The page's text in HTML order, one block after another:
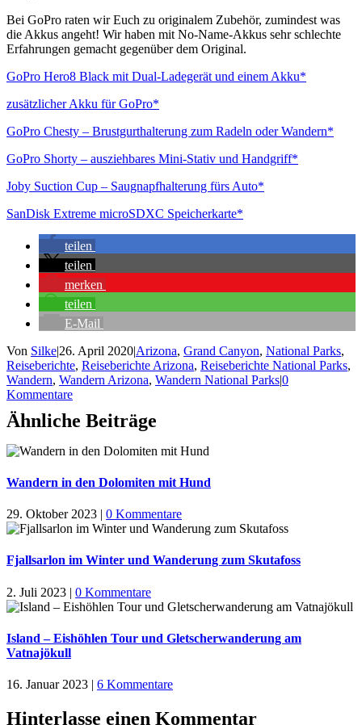
Bei GoPro raten wir Euch zu originalem Zubehör, zumindest was
die Akkus angeht! Wir haben mit No-Name-Akkus sehr schlechte
Erfahrungen gemacht gegenüber dem Original.
GoPro Hero8 Black mit Dual-Ladegerät und einem Akku*
zusätzlicher Akku für GoPro*
GoPro Chesty – Brustgurthalterung zum Radeln oder Wandern*
GoPro Shorty – ausziehbares Mini-Stativ und Handgriff*
Joby Suction Cup – Saugnapfhalterung fürs Auto*
SanDisk Extreme microSDXC Speicherkarte*
teilen
teilen
merken
teilen
E-Mail
Von Silke|26. April 2020|Arizona, Grand Canyon, National Parks,
Reiseberichte, Reiseberichte Arizona, Reiseberichte National Parks,
Wandern, Wandern Arizona, Wandern National Parks|0
Kommentare
Ähnliche Beiträge
Wandern in den Dolomiten mit Hund
29. Oktober 2023 | 0 Kommentare
Fjallsarlon im Winter und Wanderung zum Skutafoss
2. Juli 2023 | 0 Kommentare
Island – Eishöhlen Tour und Gletscherwanderung am
Vatnajökull
16. Januar 2023 | 6 Kommentare
Hinterlasse einen Kommentar